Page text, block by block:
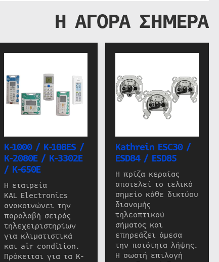
Η ΑΓΟΡΑ ΣΗΜΕΡΑ
K-1000 / K-108ES /
K-2080E / K-3302E
/ K-650E
Η εταιρεία
KAL Electronics
ανακοινώνει την
παραλαβή σειράς
τηλεχειριστηρίων
για κλιματιστικά
και air condition.
Πρόκειται για τα K-
Kathrein ESC30 /
ESD84 / ESD85
Η πρίζα κεραίας
αποτελεί το τελικό
σημείο κάθε δικτύου
διανομής
τηλεοπτικού
σήματος και
επηρεάζει άμεσα
την ποιότητα λήψης.
Η σωστή επιλογή